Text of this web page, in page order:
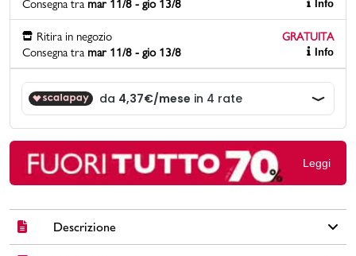
contatti
pcard
Gift card
Consegna tra mar 11/8 - gio 13/8 Info
Ritira in negozio
GRATUITA
Consegna tra mar 11/8 - gio 13/8 Info
Leggi
Descrizione